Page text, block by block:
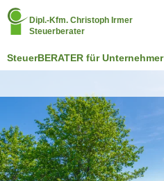
Dipl.-Kfm. Christoph Irmer
Steuerberater
SteuerBERATER für Unternehmer